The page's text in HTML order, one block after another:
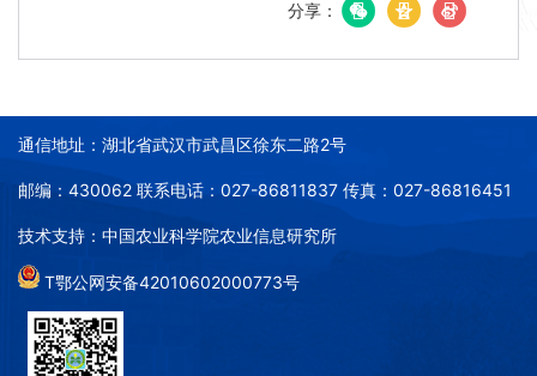
分享：
通信地址：湖北省武汉市武昌区徐东二路2号
邮编：430062 联系电话：027-86811837 传真：027-86816451
技术支持：中国农业科学院农业信息研究所
T鄂公网安备42010602000773号